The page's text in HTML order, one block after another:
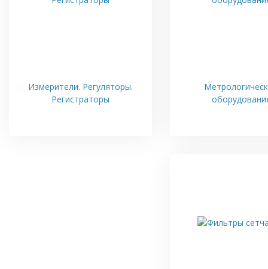
Измерители. Регуляторы.
Регистраторы